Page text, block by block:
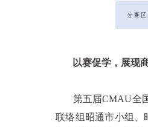
以赛促学，展现商
第五届CMAU全
联络组昭通市小组、